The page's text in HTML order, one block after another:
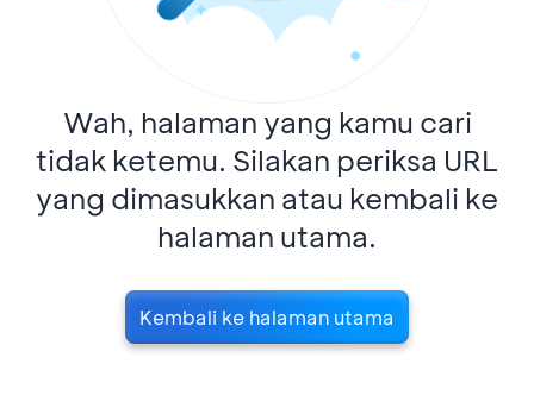
Wah, halaman yang kamu cari
tidak ketemu. Silakan periksa URL
yang dimasukkan atau kembali ke
halaman utama.
Kembali ke halaman utama